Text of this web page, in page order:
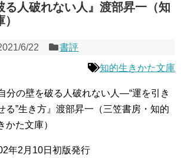
る人破れない人』渡部昇一（知
6/22 書評
知的生きかた文庫
自分の壁を破る人破れない人―“運を引き
る”生き方』渡部昇一（三笠書房・知的
かた文庫）
年2月10日初版発行